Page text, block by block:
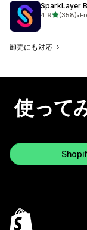
SparkLayer
4.95つ星中
(358)
合計レビュー•
卸売にも対応
使って